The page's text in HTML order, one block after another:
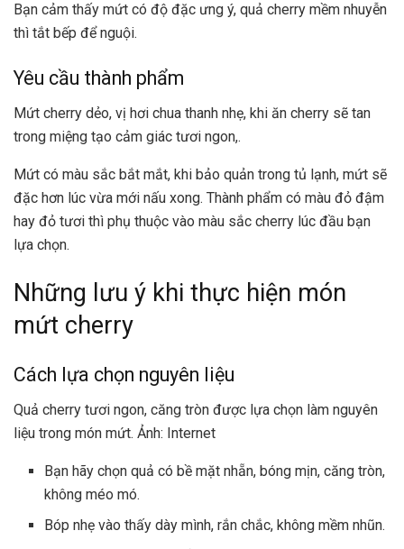
Bạn cảm thấy mứt có độ đặc ưng ý, quả cherry mềm nhuyễn
thì tắt bếp để nguội.
Yêu cầu thành phẩm
Mứt cherry dẻo, vị hơi chua thanh nhẹ, khi ăn cherry sẽ tan
trong miệng tạo cảm giác tươi ngon,.
Mứt có màu sắc bắt mắt, khi bảo quản trong tủ lạnh, mứt sẽ
đặc hơn lúc vừa mới nấu xong. Thành phẩm có màu đỏ đậm
hay đỏ tươi thì phụ thuộc vào màu sắc cherry lúc đầu bạn
lựa chọn.
Những lưu ý khi thực hiện món
mứt cherry
Cách lựa chọn nguyên liệu
Quả cherry tươi ngon, căng tròn được lựa chọn làm nguyên
liệu trong món mứt. Ảnh: Internet
Bạn hãy chọn quả có bề mặt nhẵn, bóng mịn, căng tròn,
không méo mó.
Bóp nhẹ vào thấy dày mình, rắn chắc, không mềm nhũn.